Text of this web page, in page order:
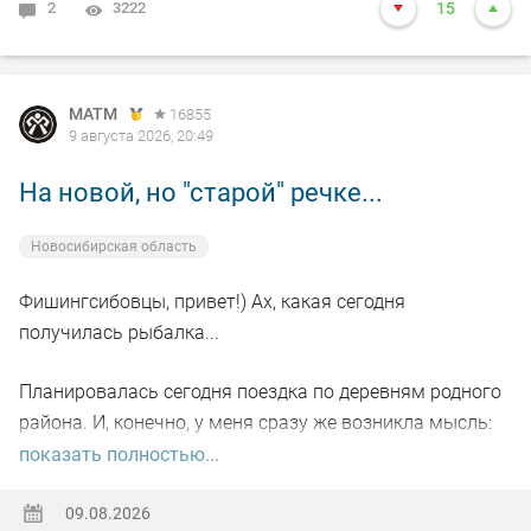
2 3222 15
MATM
16855
9 августа 2026, 20:49
На новой, но "старой" речке...
Новосибирская область
Фишингсибовцы, привет!) Ах, какая сегодня
получилась рыбалка...
Планировалась сегодня поездка по деревням родного
района. И, конечно, у меня сразу же возникла мысль:
пробежаться по небольшой речке, где когда-то давно-
"ХА" (честно отпустил тогда). Сомневался только в
показать полностью...
09.08.2026